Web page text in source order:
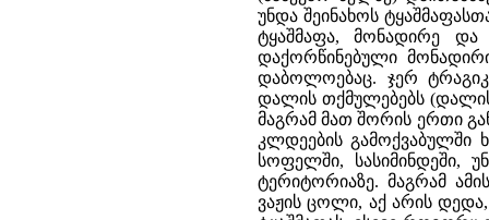
უნდა შეინახოს
ტყაშმაფა, მონადირე და
დაქორწინებული
დაბოლოებაც. ჯერ
დალის თქმულებებს
მაგრამ მათ შორის ერთი
კლდეების გამოქვაბულში
სოფელში, სასიმინდეში,
ტერიტორიაზე. მაგრამ
ვაჟის ცოლი, აქ არის